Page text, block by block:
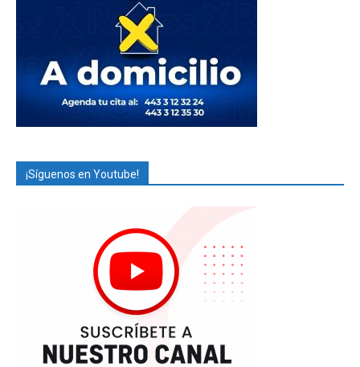
¡Síguenos en Youtube!